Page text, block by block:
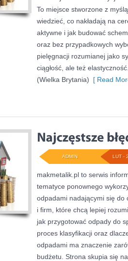
To miejsce stworzone z
wiedzieć, co nakładają na
aktywne i jak budować
oraz bez przypadkowych
pielęgnacji rozumianej jako
ciągłość, ale też
(Wielka Brytania) [ Read
LUT -
ADMIN
makmetalik.pl to serwis
tematyce ponownego
odpadami nadającymi się do
i firm, które chcą lepiej
jak przygotować odpady do
proces klasyfikacji oraz
odpadami ma znaczenie
budżetu. Strona skupia się